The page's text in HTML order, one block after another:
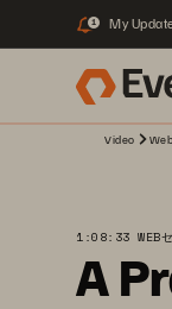
1 My
Video
1:08:33 WEB
A